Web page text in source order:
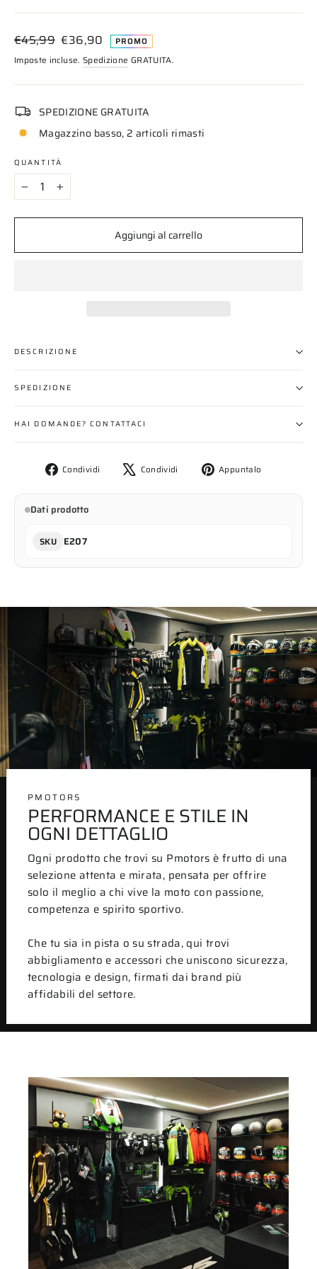
Prezzo
di
listino
€45,99 Prezzo
scontato
€36,90 PROMO
Imposte incluse. Spedizione GRATUITA.
SPEDIZIONE GRATUITA
Magazzino basso, 2 articoli rimasti
QUANTITÀ
+
Aggiungi al carrello
DESCRIZIONE
SPEDIZIONE
HAI DOMANDE? CONTATTACI
Condividi
Condividi
Facebook
Condividi
Twitta
X
Appuntalo
pin
Dati prodotto
SKU E207
PMOTORS
PERFORMANCE E STILE IN
OGNI DETTAGLIO
Ogni prodotto che trovi su Pmotors è frutto di una
selezione attenta e mirata, pensata per offrire
solo il meglio a chi vive la moto con passione,
competenza e spirito sportivo.
Che tu sia in pista o su strada, qui trovi
abbigliamento e accessori che uniscono sicurezza,
tecnologia e design, firmati dai brand più
affidabili del settore.